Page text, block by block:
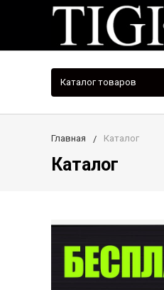
Каталог товаров
Главная Каталог
Каталог